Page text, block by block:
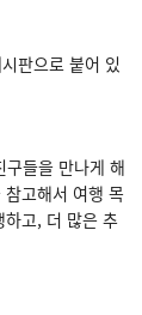
판으로 붙어 있
들을 만나게 해
고해서 여행 목
하고, 더 많은 추